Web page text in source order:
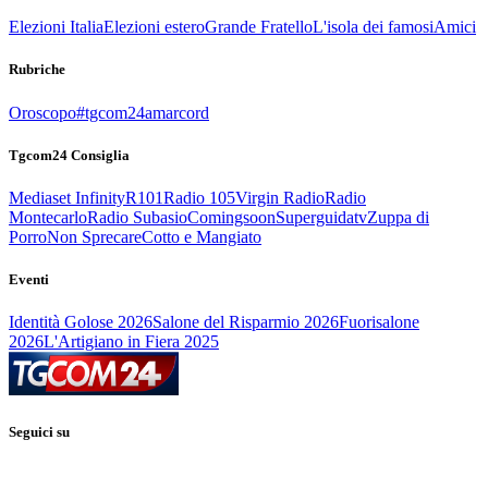
Elezioni ItaliaElezioni esteroGrande FratelloL'isola dei famosiAmici
Rubriche
Oroscopo#tgcom24amarcord
Tgcom24 Consiglia
Mediaset InfinityR101Radio 105Virgin RadioRadio
MontecarloRadio SubasioComingsoonSuperguidatvZuppa di
PorroNon SprecareCotto e Mangiato
Eventi
Identità Golose 2026Salone del Risparmio 2026Fuorisalone
2026L'Artigiano in Fiera 2025
Seguici su